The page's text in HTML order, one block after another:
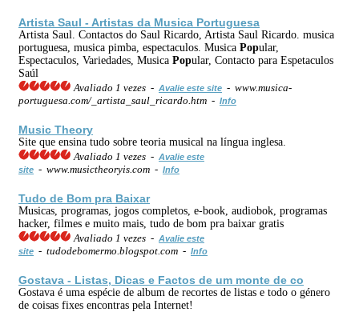
Artista Saul - Artistas da Musica Portuguesa
Artista Saul. Contactos do Saul Ricardo, Artista Saul Ricardo. musica
portuguesa, musica pimba, espectaculos. Musica Popular,
Espectaculos, Variedades, Musica Popular, Contacto para Espetaculos
Saúl
Avaliado 1 vezes - Avalie este site - www.musica-
portuguesa.com/_artista_saul_ricardo.htm - Info
Music Theory
Site que ensina tudo sobre teoria musical na língua inglesa.
Avaliado 1 vezes - Avalie este
site - www.musictheoryis.com - Info
Tudo de Bom pra Baixar
Musicas, programas, jogos completos, e-book, audiobok, programas
hacker, filmes e muito mais, tudo de bom pra baixar gratis
Avaliado 1 vezes - Avalie este
site - tudodebomermo.blogspot.com - Info
Gostava - Listas, Dicas e Factos de um monte de co
Gostava é uma espécie de album de recortes de listas e todo o género
de coisas fixes encontras pela Internet!